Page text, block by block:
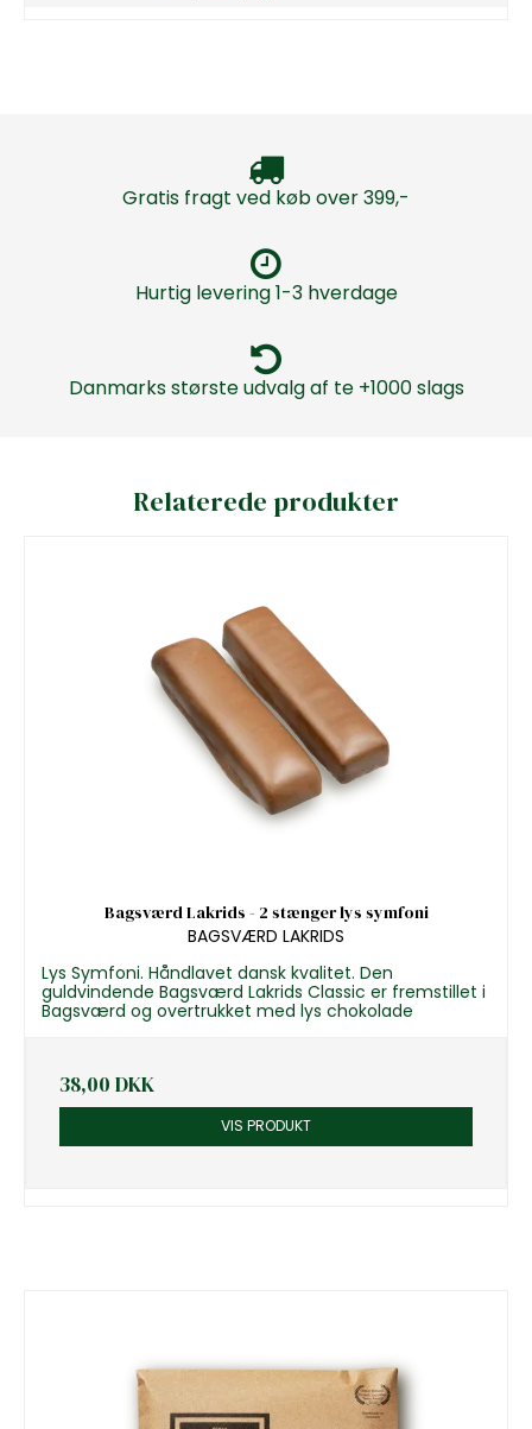
Gratis fragt ved køb over 399,-
Hurtig levering 1-3 hverdage
Danmarks største udvalg af te +1000 slags
Relaterede produkter
Bagsværd Lakrids - 2 stænger lys symfoni
BAGSVÆRD LAKRIDS
Lys Symfoni. Håndlavet dansk kvalitet. Den
guldvindende Bagsværd Lakrids Classic er fremstillet i
Bagsværd og overtrukket med lys chokolade
38,00 DKK
VIS PRODUKT